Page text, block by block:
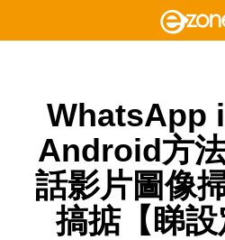
WhatsApp
Android方
話影片圖像
搞掂【睇設